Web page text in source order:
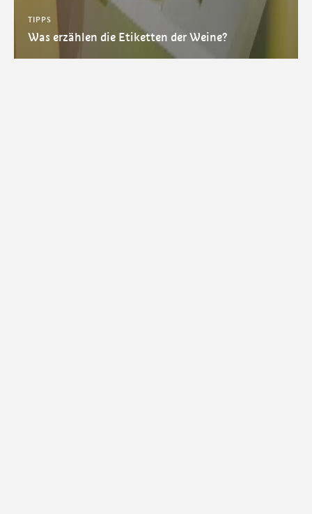
TIPPS
Was erzählen die Etiketten der Weine?